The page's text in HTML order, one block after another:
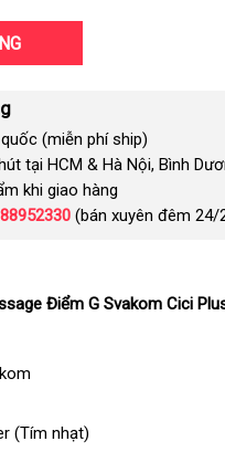
(miễn phí ship)
tại HCM & Hà Nội, Bình
khi giao hàng
(bán xuyên đêm 24/
Điểm G Svakom Cici
(Tím nhạt)